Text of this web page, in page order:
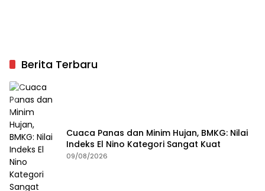
Berita Terbaru
Cuaca Panas dan Minim Hujan, BMKG: Nilai
Indeks El Nino Kategori Sangat Kuat
09/08/2026